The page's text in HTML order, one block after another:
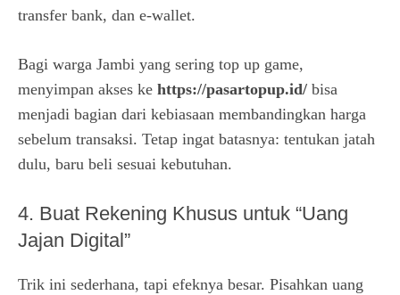
transfer bank, dan e-wallet.
Bagi warga Jambi yang sering top up game,
menyimpan akses ke https://pasartopup.id/ bisa
menjadi bagian dari kebiasaan membandingkan harga
sebelum transaksi. Tetap ingat batasnya: tentukan jatah
dulu, baru beli sesuai kebutuhan.
4. Buat Rekening Khusus untuk “Uang
Jajan Digital”
Trik ini sederhana, tapi efeknya besar. Pisahkan uang